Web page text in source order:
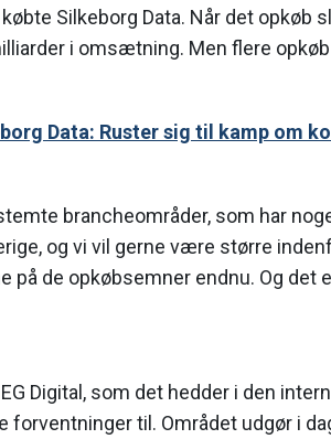
Silkeborg Data. Når det opkøb
i omsætning. Men flere
Data: Ruster sig til kamp om
brancheområder, som har
og vi vil gerne være større
de opkøbsemner endnu. Og det
Digital, som det hedder i den
forventninger til. Området udgør i